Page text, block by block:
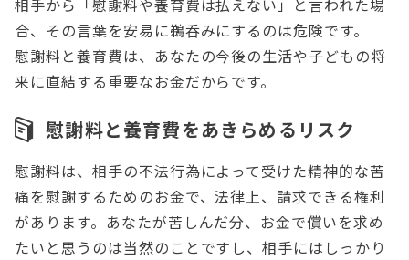
相手から「慰謝料や養育費は払えない」と言われた場
合、その言葉を安易に鵜呑みにするのは危険です。
慰謝料と養育費は、あなたの今後の生活や子どもの将
来に直結する重要なお金だからです。
慰謝料と養育費をあきらめるリスク
慰謝料は、相手の不法行為によって受けた精神的な苦
痛を慰謝するためのお金で、法律上、請求できる権利
があります。あなたが苦しんだ分、お金で償いを求め
たいと思うのは当然のことですし、相手にはしっかり